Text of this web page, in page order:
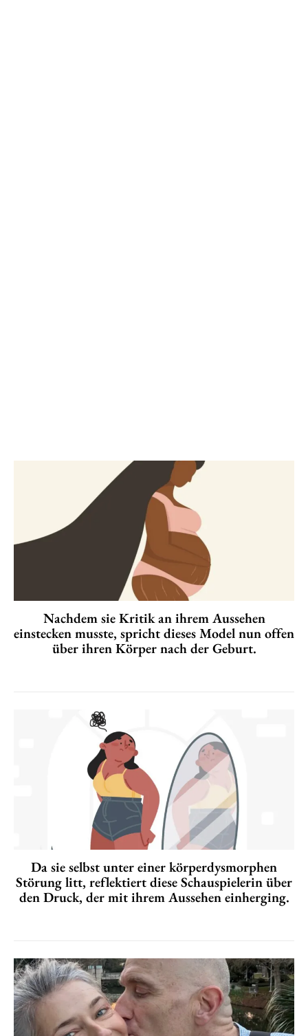
Nachdem sie Kritik an ihrem Aussehen
einstecken musste, spricht dieses Model nun offen
über ihren Körper nach der Geburt.
Da sie selbst unter einer körperdysmorphen
Störung litt, reflektiert diese Schauspielerin über
den Druck, der mit ihrem Aussehen einherging.